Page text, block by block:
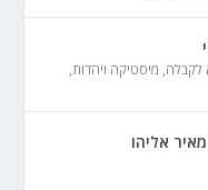
לקבלה, מיסטיקה ויהדות,
אליהו